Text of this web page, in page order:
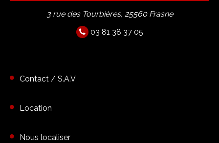
3 rue des Tourbières, 25560 Frasne
03 81 38 37 05
Contact / S.A.V
Location
Nous localiser